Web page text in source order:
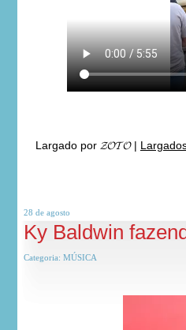
Largado por 𝓩𝓞𝓣𝓞|
28 de agosto
Ky Baldwin
Categoria: MÚSICA